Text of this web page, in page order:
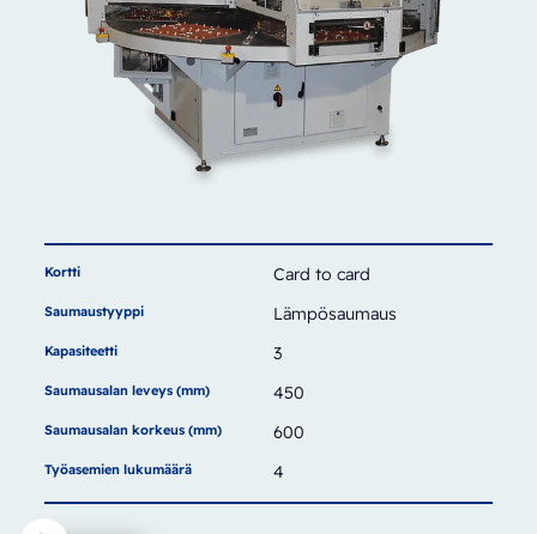
Kortti Card to card
Saumaustyyppi Lämpösaumaus
Kapasiteetti 3
Saumausalan leveys (mm) 450
Saumausalan korkeus (mm) 600
Työasemien lukumäärä 4